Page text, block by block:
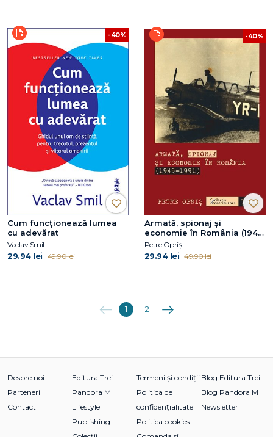
-40%
Cum funcționează lumea
cu adevărat
Vaclav Smil
29.94 lei 49.90 lei
-40%
Armată, spionaj și
economie în România (1945-
1991)
Petre Opriș
29.94 lei 49.90 lei
Anterioara
1 2 Următoarea
Despre noi
Parteneri
Contact
Editura Trei
Pandora M
Lifestyle
Publishing
Termeni și condiții
Politica de
confidențialitate
Politica cookies
Blog Editura Trei
Blog Pandora M
Newsletter